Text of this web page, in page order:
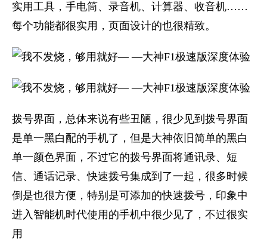
实用工具，手电筒、录音机、计算器、收音机……
每个功能都很实用，页面设计的也很精致。
拨号界面，总体来说有些丑陋，很少见到拨号界面
是单一黑白配的手机了，但是大神依旧简单的黑白
单一颜色界面，不过它的拨号界面将通讯录、短
信、通话记录、快速拨号集成到了一起，很多时候
倒是也很方便，特别是可添加的快速拨号，印象中
进入智能机时代使用的手机中很少见了，不过很实
用